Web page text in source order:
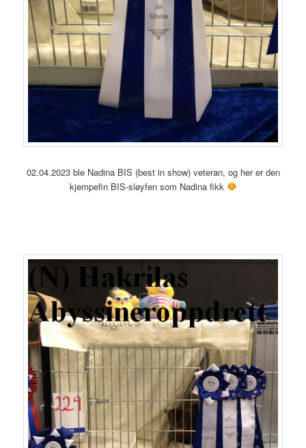
02.04.2023 ble Nadina BIS (best in show) veteran, og her er den
kjempefin BIS-sløyfen som Nadina fikk